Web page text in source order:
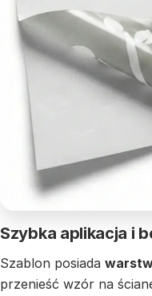
Szybka aplikacja i
Szablon posiada
przenieść wzór na